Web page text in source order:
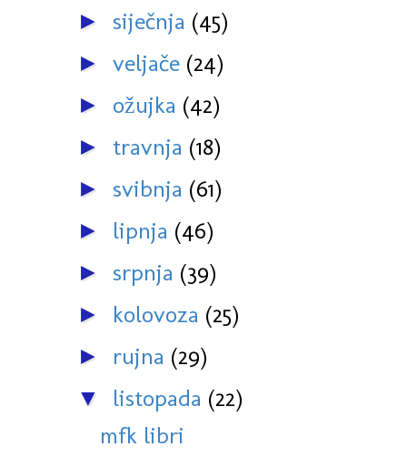
► siječnja (45)
► veljače (24)
► ožujka (42)
► travnja (18)
► svibnja (61)
► lipnja (46)
► srpnja (39)
► kolovoza (25)
► rujna (29)
▼ listopada (22)
mfk libri